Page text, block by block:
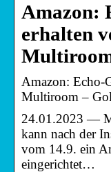
Amazon:
erhalten
Amazon: Echo-
Multiroom –
24.01.2023 —
kann nach der
vom 14.9. ein
eingerichtet…